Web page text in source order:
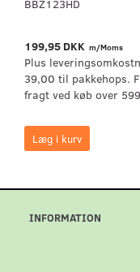
BBZ123HD
199,95 DKK m/Moms
Plus
39,00 til pakkehops.
fragt ved køb over
Læg i kurv
INFORMATION